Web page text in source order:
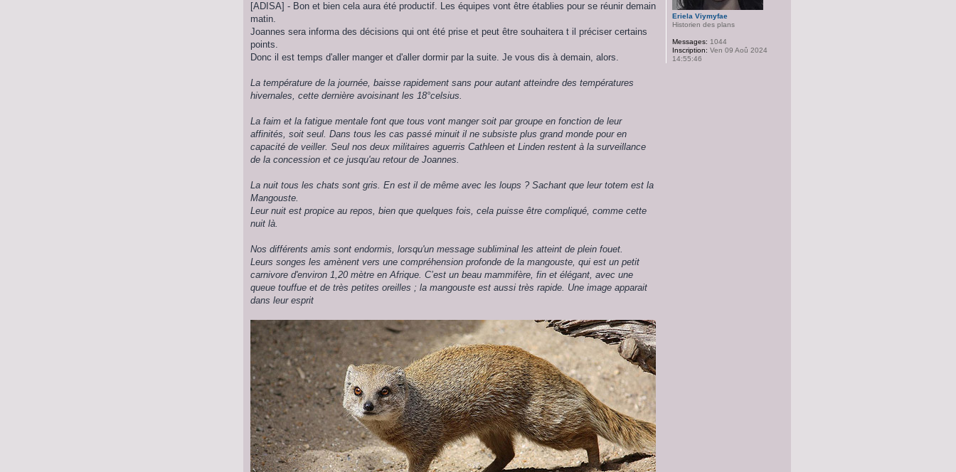
[ADISA] - Bon et bien cela aura été productif. Les équipes vont être établies pour se réunir demain
matin.
Joannes sera informa des décisions qui ont été prise et peut être souhaitera t il préciser certains
points.
Donc il est temps d'aller manger et d'aller dormir par la suite. Je vous dis à demain, alors.
La température de la journée, baisse rapidement sans pour autant atteindre des températures
hivernales, cette dernière avoisinant les 18°celsius.
La faim et la fatigue mentale font que tous vont manger soit par groupe en fonction de leur
affinités, soit seul. Dans tous les cas passé minuit il ne subsiste plus grand monde pour en
capacité de veiller. Seul nos deux militaires aguerris Cathleen et Linden restent à la surveillance
de la concession et ce jusqu'au retour de Joannes.
La nuit tous les chats sont gris. En est il de même avec les loups ? Sachant que leur totem est la
Mangouste.
Leur nuit est propice au repos, bien que quelques fois, cela puisse être compliqué, comme cette
nuit là.
Nos différents amis sont endormis, lorsqu'un message subliminal les atteint de plein fouet.
Leurs songes les amènent vers une compréhension profonde de la mangouste, qui est un petit
carnivore d'environ 1,20 mètre en Afrique. C’est un beau mammifère, fin et élégant, avec une
queue touffue et de très petites oreilles ; la mangouste est aussi très rapide. Une image apparait
dans leur esprit
Eriela Viymyfae
Historien des plans
Messages: 1044
Inscription: Ven 09 Aoû 2024
14:55:46